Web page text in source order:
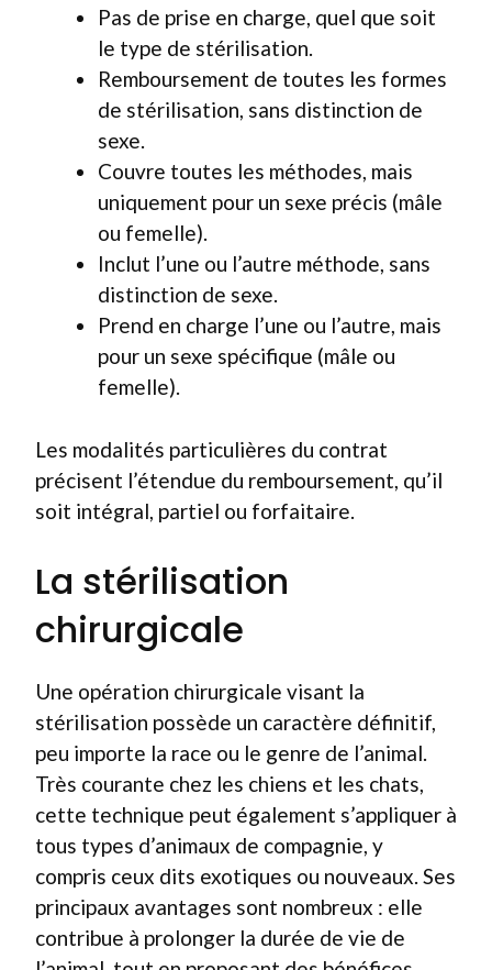
Pas de prise en charge, quel que soit
le type de stérilisation.
Remboursement de toutes les formes
de stérilisation, sans distinction de
sexe.
Couvre toutes les méthodes, mais
uniquement pour un sexe précis (mâle
ou femelle).
Inclut l’une ou l’autre méthode, sans
distinction de sexe.
Prend en charge l’une ou l’autre, mais
pour un sexe spécifique (mâle ou
femelle).
Les modalités particulières du contrat
précisent l’étendue du remboursement, qu’il
soit intégral, partiel ou forfaitaire.
La stérilisation
chirurgicale
Une opération chirurgicale visant la
stérilisation possède un caractère définitif,
peu importe la race ou le genre de l’animal.
Très courante chez les chiens et les chats,
cette technique peut également s’appliquer à
tous types d’animaux de compagnie, y
compris ceux dits exotiques ou nouveaux. Ses
principaux avantages sont nombreux : elle
contribue à prolonger la durée de vie de